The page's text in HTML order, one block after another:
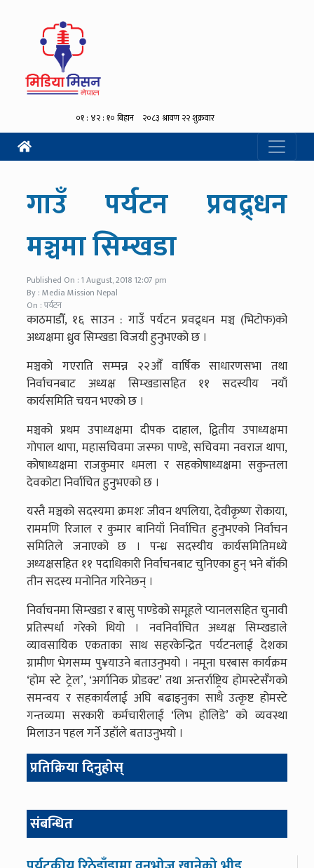
गाउँ पर्यटन प्रवद्र्धन
मञ्चमा सिम्खडा
Published On : 1 August, 2018 12:07 pm
By : Media Mission Nepal
On : पर्यटन
काठमाडौँ, १६ साउन : गाउँ पर्यटन प्रवद्र्धन मञ्च (भिटोफ)को
अध्यक्षमा ध्रुव सिम्खडा विजयी हुनुभएको छ ।
मञ्चको गएराति सम्पन्न २२औँ वार्षिक साधारणसभा तथा
निर्वाचनबाट अध्यक्ष सिम्खडासहित ११ सदस्यीय नयाँ
कार्यसमिति चयन भएको छ ।
मञ्चको प्रथम उपाध्यक्षमा दीपक दाहाल, द्वितीय उपाध्यक्षमा
गोपाल थापा, महासचिवमा जस्फा पाण्डे, सचिवमा नवराज थापा,
कोषाध्यक्षमा राजकुमार धमला र सहकोषाध्यक्षमा सकुन्तला
देवकोटा निर्वाचित हुनुभएको छ ।
यस्तै मञ्चको सदस्यमा क्रमशः जीवन थपलिया, देवीकृष्ण रोकाया,
राममणि रिजाल र कुमार बानियाँ निर्वाचित हुनुभएको निर्वाचन
समितिले जनाएको छ । पन्ध्र सदस्यीय कार्यसमितिमध्ये
अध्यक्षसहित ११ पदाधिकारी निर्वाचनबाट चुनिएका हुन् भने बाँकी
तीन सदस्य मनोनित गरिनेछन् ।
निर्वाचनमा सिम्खडा र बासु पाण्डेको समूहले प्यानलसहित चुनावी
प्रतिस्पर्धा गरेको थियो । नवनिर्वाचित अध्यक्ष सिम्खडाले
व्यावसायिक एकताका साथ सहरकेन्द्रित पर्यटनलाई देशका
ग्रामीण भेगसम्म पु¥याउने बताउनुभयो । नमूना घरबास कार्यक्रम
‘होम स्टे ट्रेल’, ‘अर्गानिक प्रोडक्ट’ तथा अन्तर्राष्ट्रिय होमस्टेसँगको
समन्वय र सहकार्यलाई अघि बढाइनुका साथै उत्कृष्ट होमस्टे
गन्तव्यमा सरकारी कर्मचारीलाई ‘लिभ होलिडे’ को व्यवस्था
मिलाउन पहल गर्ने उहाँले बताउनुभयो ।
प्रतिक्रिया दिनुहोस्
संबन्धित